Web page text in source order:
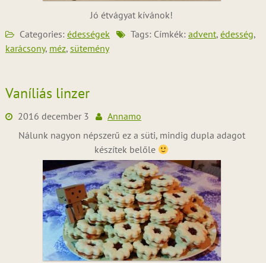
Jó étvágyat kívánok!
Categories: édességek Tags: Címkék: advent, édesség,
karácsony, méz, sütemény
Vaníliás linzer
2016 december 3
Annamo
Nálunk nagyon népszerű ez a süti, mindig dupla adagot
készítek belőle